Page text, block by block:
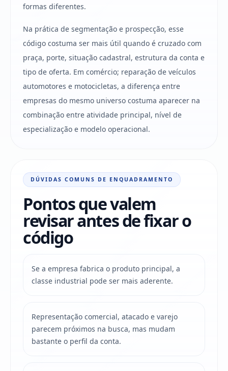
formas diferentes.
Na prática de segmentação e prospecção, esse
código costuma ser mais útil quando é cruzado com
praça, porte, situação cadastral, estrutura da conta e
tipo de oferta. Em comércio; reparação de veículos
automotores e motocicletas, a diferença entre
empresas do mesmo universo costuma aparecer na
combinação entre atividade principal, nível de
especialização e modelo operacional.
DÚVIDAS COMUNS DE ENQUADRAMENTO
Pontos que valem
revisar antes de fixar o
código
Se a empresa fabrica o produto principal, a
classe industrial pode ser mais aderente.
Representação comercial, atacado e varejo
parecem próximos na busca, mas mudam
bastante o perfil da conta.